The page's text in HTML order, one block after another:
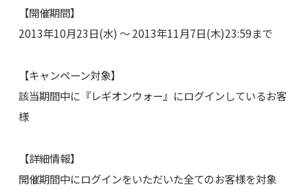
【開催期間】
2013年10月23日(水) ～ 2013年11月7日(木)23:59まで
【キャンペーン対象】
該当期間中に『レギオンウォー』にログインしているお客
様
【詳細情報】
開催期間中にログインをいただいた全てのお客様を対象